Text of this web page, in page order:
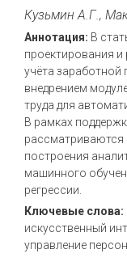
Кузьмин А.Г.,
Аннотация: В
проектирования
учёта заработной
внедрением
труда для
В рамках
рассматриваются
построения
машинного
регрессии.
Ключевые слова:
искусственный
управление